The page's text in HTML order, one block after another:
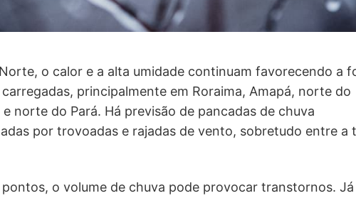
o calor e a alta umidade continuam favorecendo a
principalmente em Roraima, Amapá, norte do
norte do Pará. Há previsão de pancadas de chuva
por trovoadas e rajadas de vento, sobretudo entre a
pontos, o volume de chuva pode provocar transtornos. Já